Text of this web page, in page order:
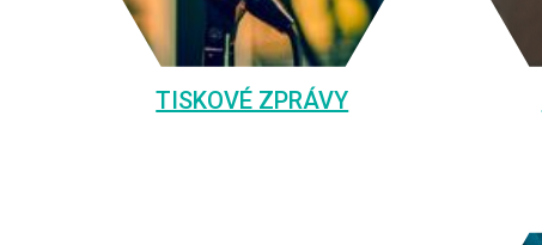
TISKOVÉ ZPRÁVY